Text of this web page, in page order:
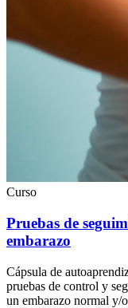
Curso
Pruebas de
embarazo
Cápsula de
pruebas de control y
un embarazo normal y/